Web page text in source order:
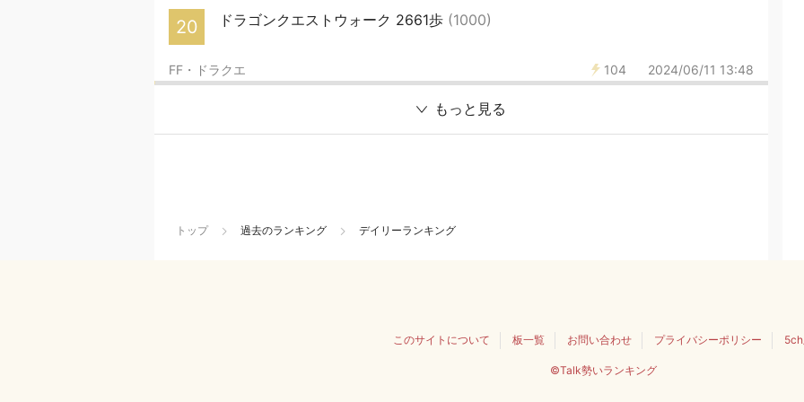
20 ドラゴンクエストウォーク 2661歩 (1000)
104 2024/06/11 13:48
FF・ドラクエ
もっと見る
トップ 過去のランキング デイリーランキング
このサイトについて 板一覧 お問い合わせ プライバシーポリシー
©Talk勢いランキング